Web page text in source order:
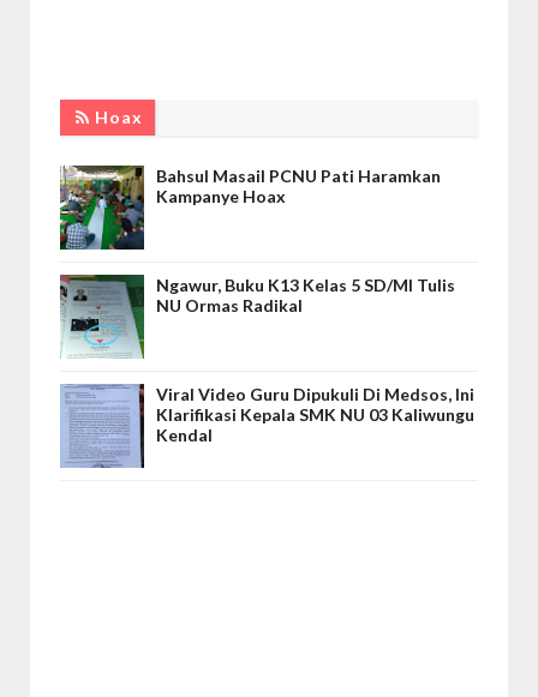
Hoax
Bahsul Masail PCNU Pati Haramkan
Kampanye Hoax
Ngawur, Buku K13 Kelas 5 SD/MI Tulis
NU Ormas Radikal
Viral Video Guru Dipukuli Di Medsos, Ini
Klarifikasi Kepala SMK NU 03 Kaliwungu
Kendal